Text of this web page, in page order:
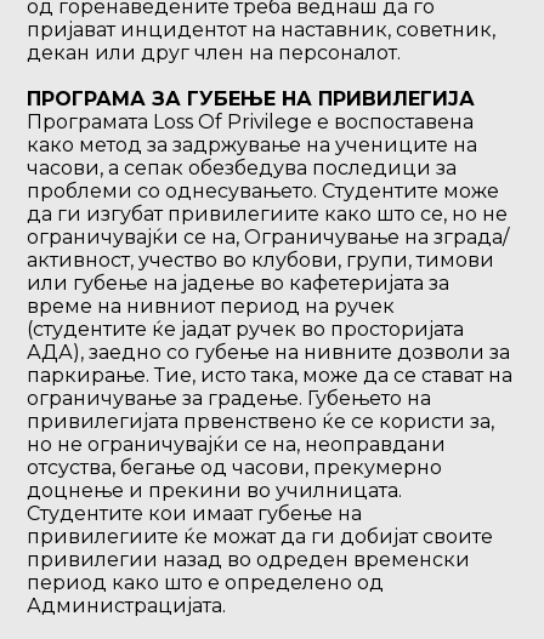
од горенаведените треба веднаш да го
пријават инцидентот на наставник, советник,
декан или друг член на персоналот.
ПРОГРАМА ЗА ГУБЕЊЕ НА ПРИВИЛЕГИЈА
Програмата Loss Of Privilege е воспоставена
како метод за задржување на учениците на
часови, а сепак обезбедува последици за
проблеми со однесувањето. Студентите може
да ги изгубат привилегиите како што се, но не
ограничувајќи се на, Ограничување на зграда/
активност, учество во клубови, групи, тимови
или губење на јадење во кафетеријата за
време на нивниот период на ручек
(студентите ќе јадат ручек во просторијата
АДА), заедно со губење на нивните дозволи за
паркирање. Тие, исто така, може да се стават на
ограничување за градење. Губењето на
привилегијата првенствено ќе се користи за,
но не ограничувајќи се на, неоправдани
отсуства, бегање од часови, прекумерно
доцнење и прекини во училницата.
Студентите кои имаат губење на
привилегиите ќе можат да ги добијат своите
привилегии назад во одреден временски
период како што е определено од
Администрацијата.